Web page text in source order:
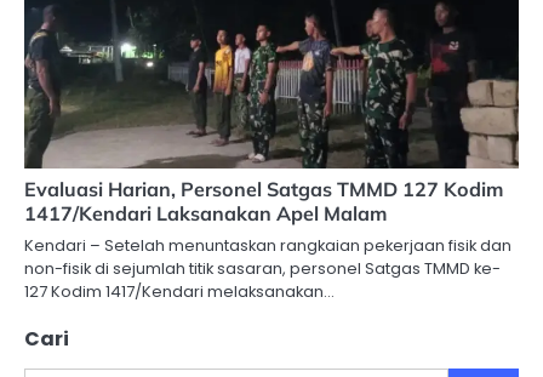
Evaluasi Harian, Personel Satgas TMMD 127 Kodim
1417/Kendari Laksanakan Apel Malam
Kendari – Setelah menuntaskan rangkaian pekerjaan fisik dan
non-fisik di sejumlah titik sasaran, personel Satgas TMMD ke-
127 Kodim 1417/Kendari melaksanakan…
Cari